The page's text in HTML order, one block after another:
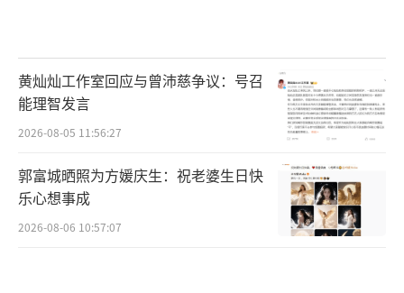
黄灿灿工作室回应与曾沛慈争议：号召
能理智发言
2026-08-05 11:56:27
郭富城晒照为方媛庆生：祝老婆生日快
乐心想事成
2026-08-06 10:57:07